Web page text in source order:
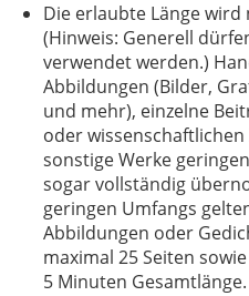
Die erlaubte Länge
(Hinweis: Generell
verwendet werden.)
Abbildungen (Bilder,
und mehr), einzelne
oder
sonstige Werke
sogar vollständig
geringen Umfangs
Abbildungen oder
maximal 25 Seiten
5 Minuten Gesamtlänge.